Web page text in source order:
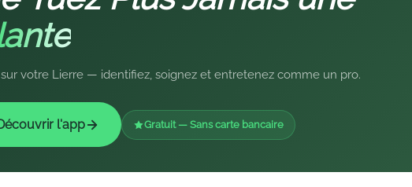
votre Lierre — identifiez, soignez et entretenez comme un pro.
l'app Gratuit — Sans carte bancaire